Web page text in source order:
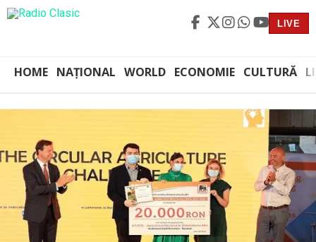
LIVE
HOME NAȚIONAL WORLD ECONOMIE CULTURĂ